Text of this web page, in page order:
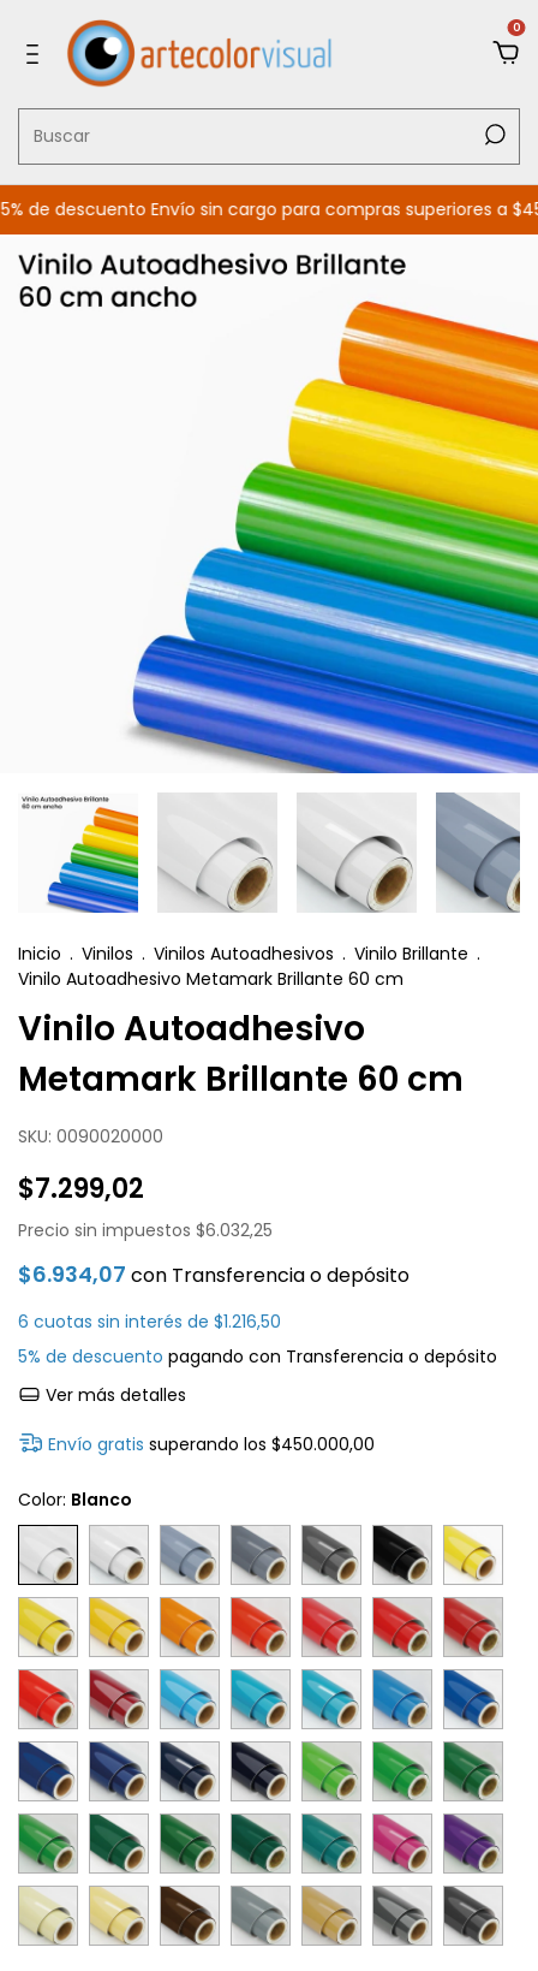
0
Envío sin cargo para compras superiores a
Inicio . Vinilos . Vinilos Autoadhesivos . Vinilo Brillante .
Vinilo Autoadhesivo Metamark Brillante 60 cm
Vinilo Autoadhesivo
Metamark Brillante 60 cm
SKU: 0090020000
$7.299,02
Precio sin impuestos $6.032,25
$6.934,07 con Transferencia o depósito
6 cuotas sin interés de $1.216,50
5% de descuento pagando con Transferencia o depósito
Ver más detalles
Envío gratis superando los$450.000,00
Color: Blanco